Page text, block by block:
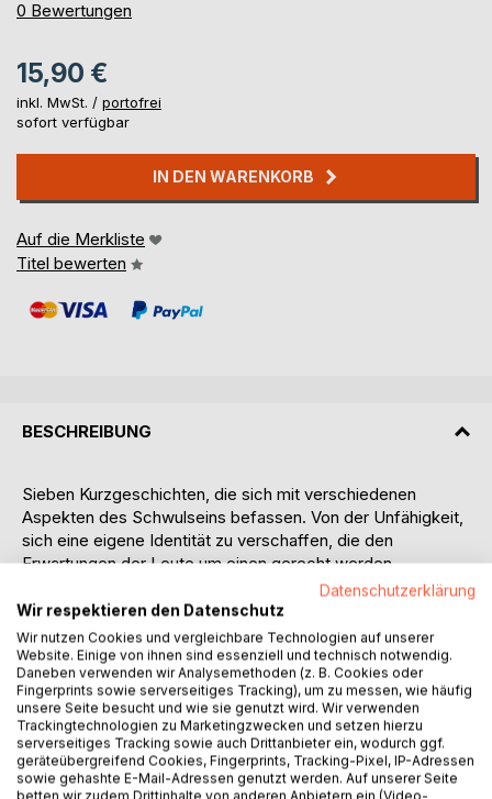
0%
0 Bewertungen
15,90 €
inkl. MwSt. / portofrei
sofort verfügbar
IN DEN WARENKORB
Auf die Merkliste
Titel bewerten
BESCHREIBUNG
Sieben Kurzgeschichten, die sich mit verschiedenen
Aspekten des Schwulseins befassen. Von der Unfähigkeit,
sich eine eigene Identität zu verschaffen, die den
Erwartungen der Leute um einen gerecht werden
("Ansichten einer Drachenmaus"), über das Leid, das durch
den Anti-Schwulen-Paragraphen 175 über verliebte Männer
hereingebrochen ist und ganze Leben unweigerlich
zerstörte ("Träume aus Salz, Fieber und Glas"), bis hin zur
Konfrontation eines Sohnes mit seinem schwulen-
verachtenden Vater, der für seinen Hass eine
Rechtfertigung sucht ("Samt sei meine Seele") -
jede Geschichte ist ein Einblick in einen anderen Teil der
vielfältigen schwulen Erfahrung. Auch Verlustängste
werden angesprochen, wenn ein Autor versucht, sich sein
Datenschutzerklärung
Wir respektieren den Datenschutz
Wir nutzen Cookies und vergleichbare Technologien auf unserer
Website. Einige von ihnen sind essenziell und technisch notwendig.
Daneben verwenden wir Analysemethoden (z. B. Cookies oder
Fingerprints sowie serverseitiges Tracking), um zu messen, wie häufig
unsere Seite besucht und wie sie genutzt wird. Wir verwenden
Trackingtechnologien zu Marketingzwecken und setzen hierzu
serverseitiges Tracking sowie auch Drittanbieter ein, wodurch ggf.
geräteübergreifend Cookies, Fingerprints, Tracking-Pixel, IP-Adressen
sowie gehashte E-Mail-Adressen genutzt werden. Auf unserer Seite
betten wir zudem Drittinhalte von anderen Anbietern ein (Video-